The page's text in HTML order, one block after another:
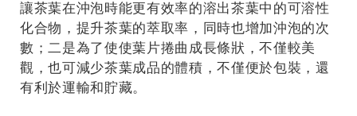
讓茶葉在沖泡時能更有效率的溶出茶葉中的可溶性
化合物，提升茶葉的萃取率，同時也增加沖泡的次
數；二是為了使使葉片捲曲成長條狀，不僅較美
觀，也可減少茶葉成品的體積，不僅便於包裝，還
有利於運輸和貯藏。